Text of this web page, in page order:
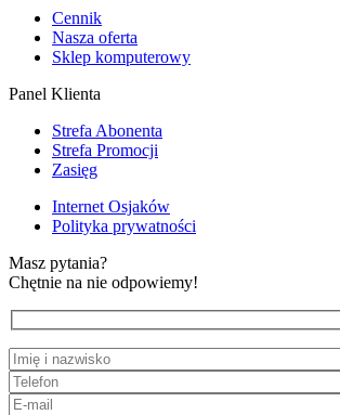
Cennik
Nasza oferta
Sklep komputerowy
Panel Klienta
Strefa Abonenta
Strefa Promocji
Zasięg
Internet Osjaków
Polityka prywatności
Masz pytania?
Chętnie na nie odpowiemy!